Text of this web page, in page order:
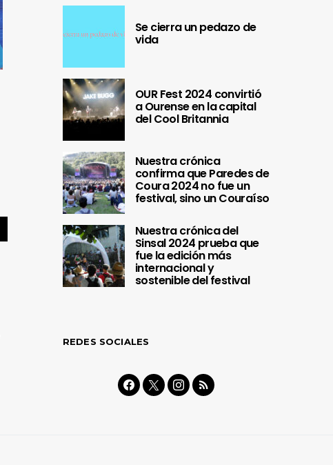
Se cierra un pedazo de
vida
OUR Fest 2024 convirtió
a Ourense en la capital
del Cool Britannia
Nuestra crónica
confirma que Paredes de
Coura 2024 no fue un
festival, sino un Couraíso
Nuestra crónica del
Sinsal 2024 prueba que
fue la edición más
internacional y
sostenible del festival
REDES SOCIALES